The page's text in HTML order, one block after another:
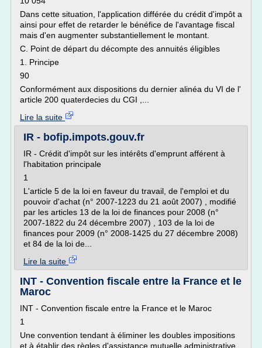
Dans cette situation, l'application différée du crédit d'impôt a
ainsi pour effet de retarder le bénéfice de l'avantage fiscal
mais d'en augmenter substantiellement le montant.
C. Point de départ du décompte des annuités éligibles
1. Principe
90
Conformément aux dispositions du dernier alinéa du VI de l'
article 200 quaterdecies du CGI ,...
Lire la suite
IR - bofip.impots.gouv.fr
IR - Crédit d'impôt sur les intérêts d'emprunt afférent à
l'habitation principale
1
L'article 5 de la loi en faveur du travail, de l'emploi et du
pouvoir d'achat (n° 2007-1223 du 21 août 2007) , modifié
par les articles 13 de la loi de finances pour 2008 (n°
2007-1822 du 24 décembre 2007) , 103 de la loi de
finances pour 2009 (n° 2008-1425 du 27 décembre 2008)
et 84 de la loi de...
Lire la suite
INT - Convention fiscale entre la France et le
Maroc
INT - Convention fiscale entre la France et le Maroc
1
Une convention tendant à éliminer les doubles impositions
et à établir des règles d'assistance mutuelle administrative